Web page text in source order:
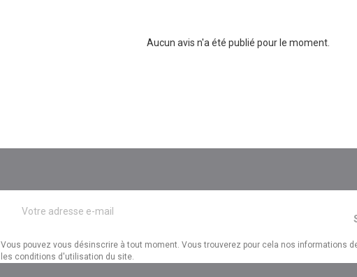
Aucun avis n'a été publié pour le moment.
Vous pouvez vous désinscrire à tout moment. Vous trouverez pour cela nos informations
les conditions d'utilisation du site.